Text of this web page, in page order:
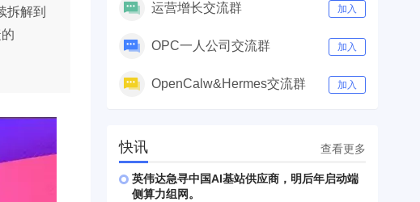
拆解到
运营增长交流群 加入
OPC一人公司交流群 加入
OpenCalw&Hermes交流群 加入
快讯 查看更多
英伟达急寻中国AI基站供应商，明后年启动端
侧算力组网。